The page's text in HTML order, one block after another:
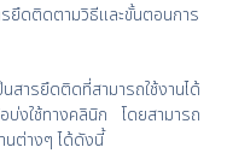
ยึดติดตามวิธีและขั้นตอนการ
ารยึดติดที่สามารถใช้งานได้
งใช้ทางคลินิก โดยสามารถ
ต่างๆ ได้ดังนี้